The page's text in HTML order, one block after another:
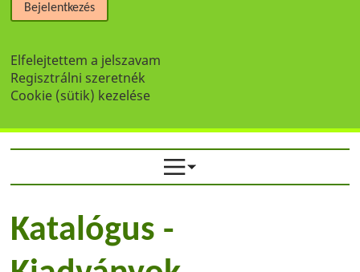
Bejelentkezés
Elfelejtettem a jelszavam
Regisztrálni szeretnék
Cookie (sütik) kezelése
Katalógus -